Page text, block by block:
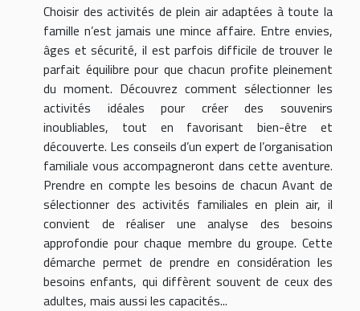
Choisir des activités de plein air adaptées à toute la
famille n’est jamais une mince affaire. Entre envies,
âges et sécurité, il est parfois difficile de trouver le
parfait équilibre pour que chacun profite pleinement
du moment. Découvrez comment sélectionner les
activités idéales pour créer des souvenirs
inoubliables, tout en favorisant bien-être et
découverte. Les conseils d’un expert de l’organisation
familiale vous accompagneront dans cette aventure.
Prendre en compte les besoins de chacun Avant de
sélectionner des activités familiales en plein air, il
convient de réaliser une analyse des besoins
approfondie pour chaque membre du groupe. Cette
démarche permet de prendre en considération les
besoins enfants, qui diffèrent souvent de ceux des
adultes, mais aussi les capacités...